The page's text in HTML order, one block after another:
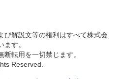
び解説文等の権利はすべて株式会
す。
転用を一切禁じます。
Reserved.